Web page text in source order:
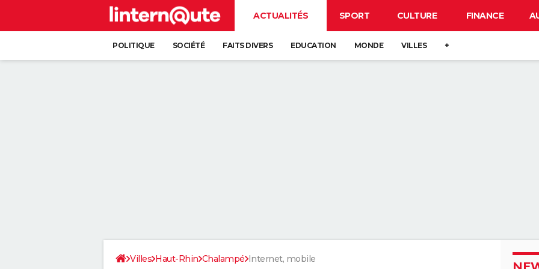
ACTUALITÉS SPORT CULTURE FINANCE
POLITIQUE SOCIÉTÉ FAITS DIVERS EDUCATION MONDE VILLES +
Villes Haut-Rhin Chalampé Internet, mobile